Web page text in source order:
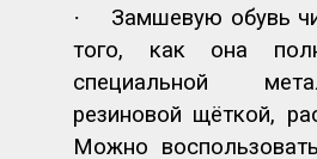
·
Замшевую обувь
того, как она
специальной
резиновой щёткой,
Можно